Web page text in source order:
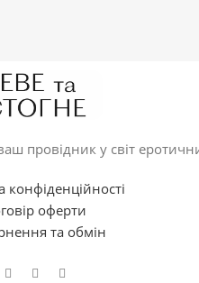
провідник у світ
конфіденційності
оферти
та обмін